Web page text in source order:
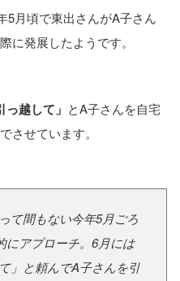
5月頃で東出さんがA子さん
に発展したようです。
っ越して」 とA子さんを自宅
させています。
て間もない今年5月ごろ
にアプローチ。6月には
」と頼んでA子さんを引